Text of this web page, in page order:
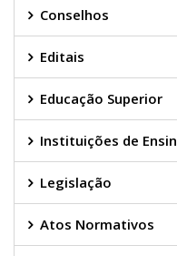
Conselhos
Editais
Educação Superior
Instituições de
Legislação
Atos Normativos